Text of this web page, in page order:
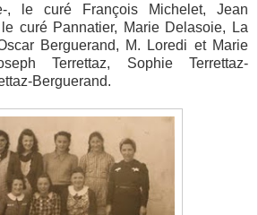
, le curé François Michelet, Jean
curé Pannatier, Marie Delasoie, La
Berguerand, M. Loredi et Marie
Terrettaz, Sophie Terrettaz-
Berguerand.